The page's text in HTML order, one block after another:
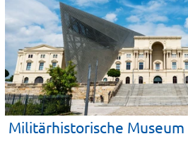
Militärhistorische Museum